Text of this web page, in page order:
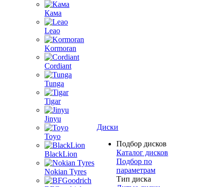
Кама
Leao
Kormoran
Cordiant
Tunga
Tigar
Jinyu
Toyo
BlackLion
Nokian Tyres
Диски
Подбор дисков
Каталог дисков
Подбор по
параметрам
Тип диска